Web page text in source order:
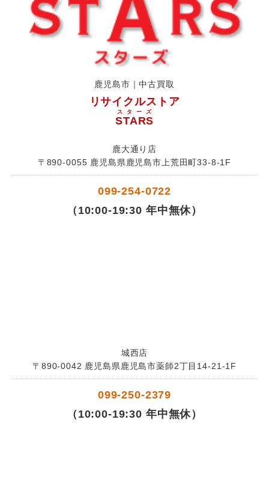
鹿児島市｜中古買取
リサイクルストア
STARS
スターズ
鹿大通り店
〒890-0055 鹿児島県鹿児島市上荒田町33-8-1F
099-254-0722
（10:00-19:30 年中無休）
城西店
〒890-0042 鹿児島県鹿児島市薬師2丁目14-21-1F
099-250-2379
（10:00-19:30 年中無休）